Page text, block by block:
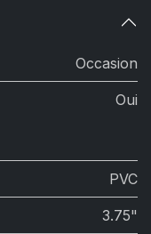
Occasion
Oui
PVC
3.75"